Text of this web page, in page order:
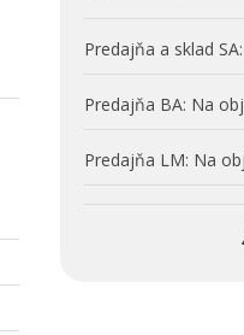
Predajňa a sklad SA:
Predajňa BA: Na
Predajňa LM: Na